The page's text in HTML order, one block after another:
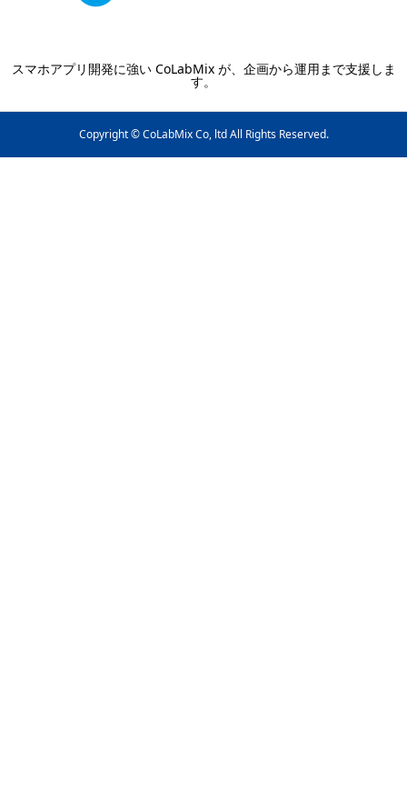
スマホアプリ開発に強い CoLabMix が、企画から運用まで支援しま
す。
Copyright © CoLabMix Co, ltd All Rights Reserved.